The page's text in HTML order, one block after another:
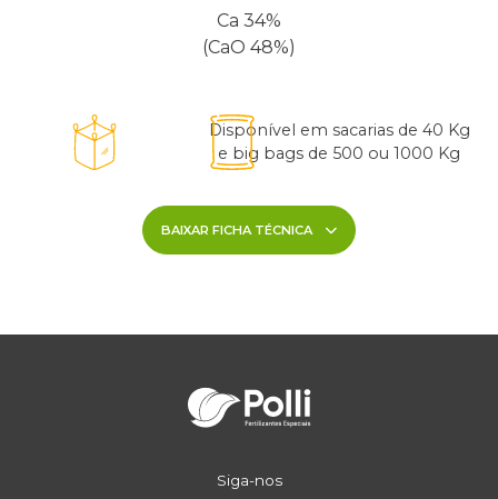
Ca 34%
(CaO 48%)
Disponível em sacarias de 40 Kg
e big bags de 500 ou 1000 Kg
BAIXAR FICHA TÉCNICA
Siga-nos